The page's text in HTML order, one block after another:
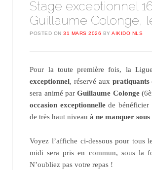
Stage exceptionnel
Guillaume Colonge,
POSTED ON31 MARS 2026 BYAIKIDO NLS
Pour la toute première fois, la
exceptionnel, réservé aux pratiquants
sera animé parGuillaume Colonge
occasion exceptionnellede bénéficier
de très haut niveauà ne manquer
Voyez l’affiche ci-dessous pour tous
midi sera pris en commun, sous la
N’oubliez pas votre repas !